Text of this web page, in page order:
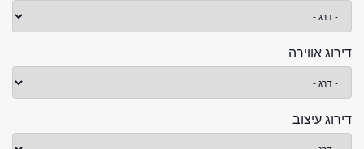
דירוג אווירה
דירוג עיצוב